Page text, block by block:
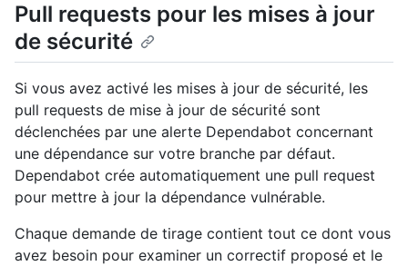
Pull requests pour les mises à jour
de sécurité
Si vous avez activé les mises à jour de sécurité, les
pull requests de mise à jour de sécurité sont
déclenchées par une alerte Dependabot concernant
une dépendance sur votre branche par défaut.
Dependabot crée automatiquement une pull request
pour mettre à jour la dépendance vulnérable.
Chaque demande de tirage contient tout ce dont vous
avez besoin pour examiner un correctif proposé et le